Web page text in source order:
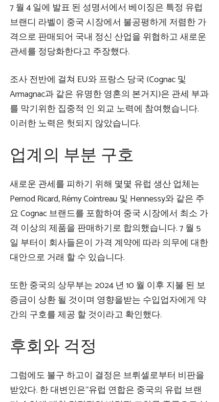
7 월 4 일에 발표 된 성명서에서 베이징은 특정 유럽
브랜디 라벨이 중국 시장에서 불공평하게 저렴한 가
격으로 판매되어 국내 정신 산업을 위협하고 새로운
관세를 정당화한다고 주장했다.
조사 전반에 걸쳐 EU와 프랑스 당국 (Cognac 및
Armagnac과 같은 유명한 영혼의 본거지)은 관세 부과
를 막기위한 집중적 인 외교 노력에 참여했습니다.
이러한 노력은 헛되지 않았습니다.
업계의 부분 구호
새로운 관세를 피하기 위해 몇몇 유럽 생산 업체는
Pernod Ricard, Rémy Cointreau 및 Hennessy와 같은 주
요 Cognac 브랜드를 포함하여 중국 시장에서 최소 가
격 이상의 제품을 판매하기로 합의했습니다. 7 월 5
일 부터이 회사들은이 가격 계약에 따라 의무에 대한
대안으로 거래 할 수 있습니다.
또한 중국의 상무부는 2024 년 10 월 이후 지불 된 보
증금이 상환 될 것이며 영향을받는 수입업자에게 약
간의 구호를 제공 할 것이라고 확인했다.
후회와 걱정
그럼에도 불구 하고이 결정은 브뤼셀로부터 비판을
받았다. 한 대변인은“유럽 연합은 중국의 유럽 브랜